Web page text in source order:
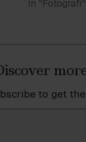
In "Fotografi"
to get